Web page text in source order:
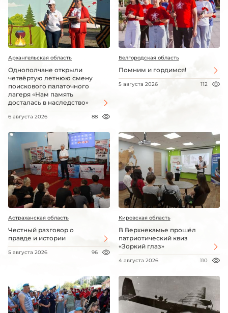
Архангельская область
Однополчане открыли
четвёртую летнюю смену
поискового палаточного
лагеря «Нам память
досталась в наследство»
6 августа 2026 88
Белгородская область
Помним и гордимся!
5 августа 2026 112
Астраханская область
Честный разговор о
правде и истории
5 августа 2026 96
Кировская область
В Верхнекамье прошёл
патриотический квиз
«Зоркий глаз»
4 августа 2026 110